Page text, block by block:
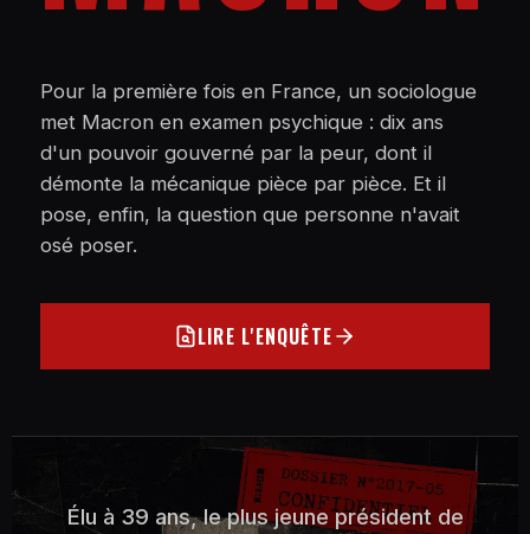
Pour la première fois en France, un sociologue
met Macron en examen psychique : dix ans
d'un pouvoir gouverné par la peur, dont il
démonte la mécanique pièce par pièce. Et il
pose, enfin, la question que personne n'avait
osé poser.
LIRE L'ENQUÊTE
Élu à 39 ans, le plus jeune président de